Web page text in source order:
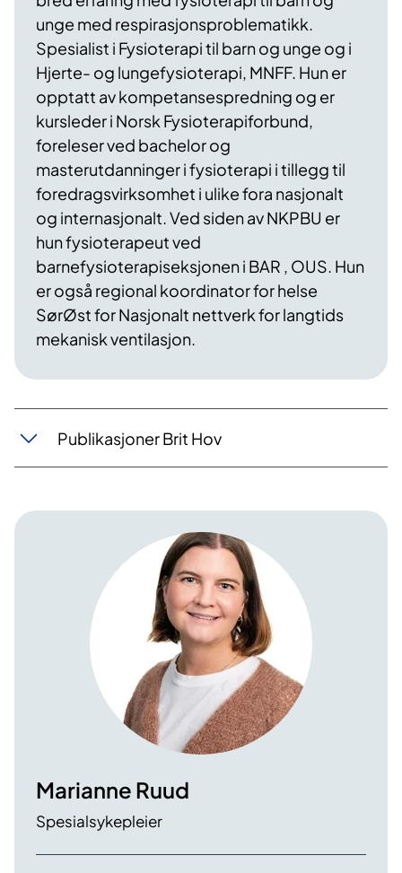
unge med respirasjonsproblematikk.
Spesialist i Fysioterapi til barn og unge og i
Hjerte- og lungefysioterapi, MNFF. Hun er
opptatt av kompetansespredning og er
kursleder i Norsk Fysioterapiforbund,
foreleser ved bachelor og
masterutdanninger i fysioterapi i tillegg til
foredragsvirksomhet i ulike fora nasjonalt
og internasjonalt. Ved siden av NKPBU er
hun fysioterapeut ved
barnefysioterapiseksjonen i BAR , OUS. Hun
er også regional koordinator for helse
SørØst for Nasjonalt nettverk for langtids
mekanisk ventilasjon.
Publikasjoner Brit Hov
Marianne Ruud
Spesialsykepleier